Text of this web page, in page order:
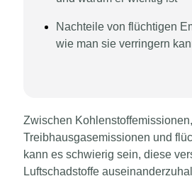
Nachteile von flüchtigen
wie man sie verringern
Zwischen Kohlenstoffemissionen,
Treibhausgasemissionen und
kann es schwierig sein, diese
Luftschadstoffe